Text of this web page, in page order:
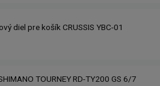
diel pre košík CRUSSIS YBC-01
TOURNEY RD-TY200 GS 6/7